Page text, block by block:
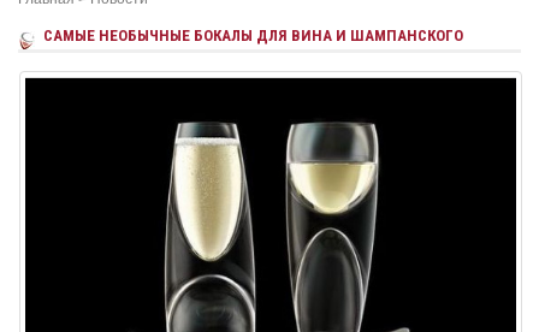
САМЫЕ НЕОБЫЧНЫЕ БОКАЛЫ ДЛЯ ВИНА И ШАМПАНСКОГО